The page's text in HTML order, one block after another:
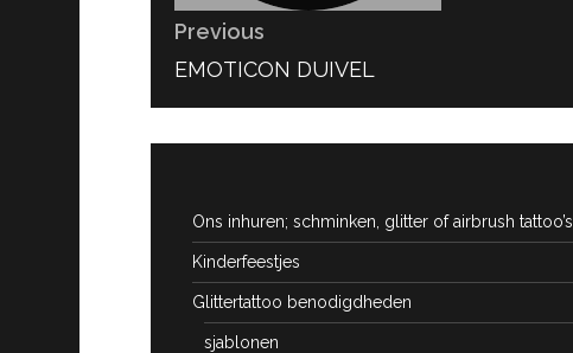
Previous
PREVIOUS
EMOTICON DUIVEL
Ons inhuren; schminken, glitter of airbrush tattoo’s
Kinderfeestjes
Glittertattoo benodigdheden
sjablonen